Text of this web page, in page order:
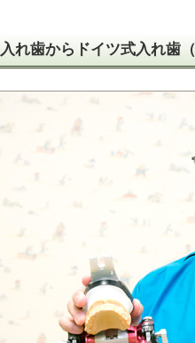
れ歯からドイツ式入れ歯